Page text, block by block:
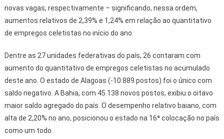
novas vagas, respectivamente – significando, nessa ordem,
aumentos relativos de 2,39% e 1,24% em relação ao quantitativo
de empregos celetistas no início do ano.
Dentre as 27 unidades federativas do país, 26 contaram com
aumento do quantitativo de empregos celetistas no acumulado
deste ano. O estado de Alagoas (-10.889 postos) foi o único com
saldo negativo. A Bahia, com 45.138 novos postos, exibiu o oitavo
maior saldo agregado do país. O desempenho relativo baiano, com
alta de 2,20% no ano, posicionou o estado na 16ª colocação no país
como um todo.